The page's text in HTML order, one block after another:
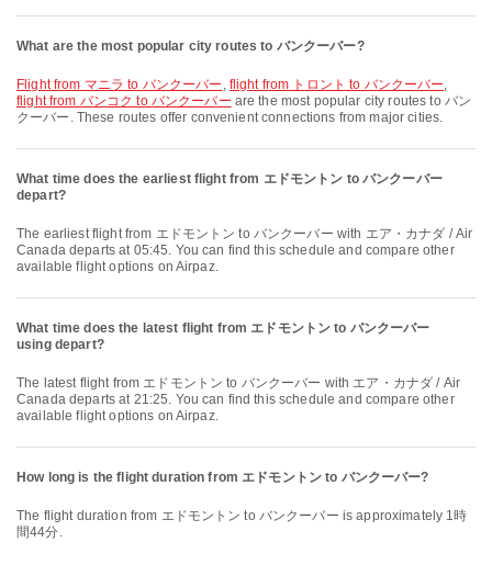
What are the most popular city routes to バンクーバー?
flight from マニラ to バンクーバー , flight from トロント to バンクーバー,
flight from バンコク to バンクーバー are the most popular city routes to バン
クーバー. These routes offer convenient connections from major cities.
What time does the earliest flight from エドモントン to バンクーバー
depart?
The earliest flight from エドモントン to バンクーバー with エア・カナダ / Air
Canada departs at 05:45. You can find this schedule and compare other
available flight options on Airpaz.
What time does the latest flight from エドモントン to バンクーバー
using depart?
The latest flight from エドモントン to バンクーバー with エア・カナダ / Air
Canada departs at 21:25. You can find this schedule and compare other
available flight options on Airpaz.
How long is the flight duration from エドモントン to バンクーバー?
The flight duration from エドモントン to バンクーバー is approximately 1時
間44分.